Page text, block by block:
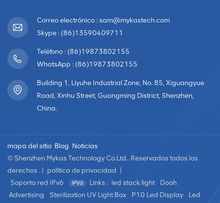
Correo electrónico : sam@mykastech.com
Skype : (86)13590409711
Teléfono : (86)19873802155
WhatsApp : (86)19873802155
Building 1, Liyuhe Industrial Zone, No. 85, Xiguangyue
Road, Xinhu Street, Guangming District, Shenzhen,
China.
mapa del sitio Blog Noticias
© Shenzhen Mykas Technology Co.Ltd.. Reservados todos los
derechos . |
política de privacidad
Soporta red IPv6
Links : led stack light
Dooh
Advertising
Sterilization UV Light Box P10 Led Display
Led